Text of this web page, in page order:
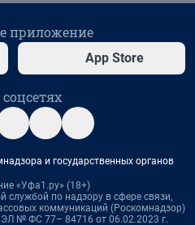
приложение
App Store
и государственных органов
«Уфа1.ру» (18+)
службой по надзору в сфере связи,
коммуникаций (Роскомнадзор)
№ ФС 77– 84716 от 06.02.2023 г.